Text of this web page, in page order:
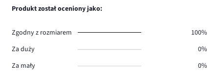
Produkt został oceniony jako:
Zgodny z rozmiarem
100%
Za duży
0%
Za mały
0%